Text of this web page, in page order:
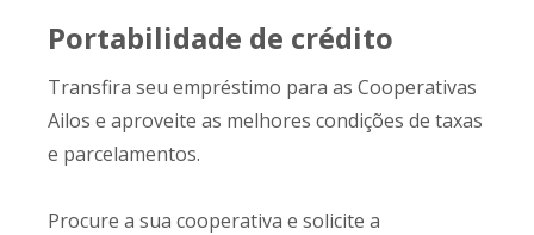
Portabilidade de crédito
Transfira seu empréstimo para as Cooperativas
Ailos e aproveite as melhores condições de taxas
e parcelamentos.
Procure a sua cooperativa e solicite a